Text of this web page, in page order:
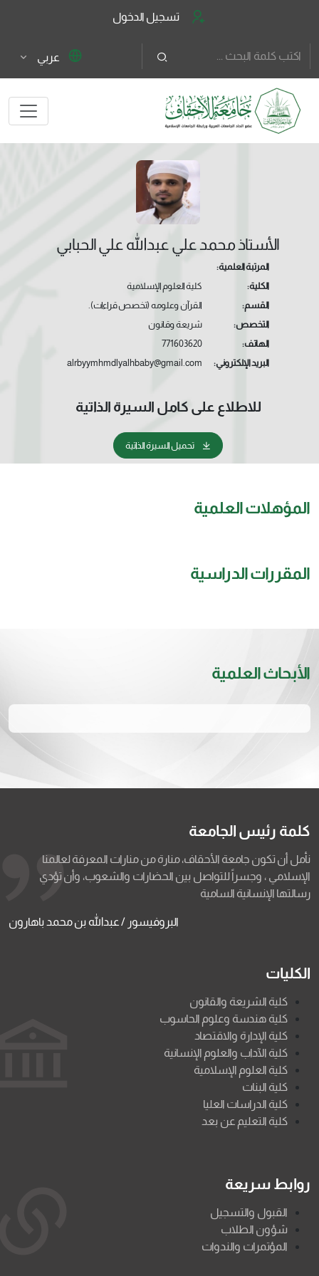
تسجيل الدخول
عربي
الأستاذ محمد علي عبدالله علي الحبابي
المرتبة العلمية:
الكلية:
كلية العلوم الإسلامية
القسم:
القرآن وعلومه (تخصص قراءات).
التخصص:
شريعة وقانون
الهاتف:
771603620
البريد الإلكتروني:
alrbyymhmdlyalhbaby@gmail.com
للاطلاع على كامل السيرة الذاتية
تحميل السيرة الذاتية
المؤهلات العلمية
المقررات الدراسية
الأبحاث العلمية
كلمة رئيس الجامعة
نأمل أن تكون جامعة الأحقاف، منارة من منارات المعرفة لعالمنا
الإسلامي ، وجسراً للتواصل بين الحضارات والشعوب، وأن تؤدي
رسالتها الإنسانية السامية
البروفيسور / عبدالله بن محمد باهارون
الكليات
كلية الشريعة والقانون
كلية هندسة وعلوم الحاسوب
كلية الإدارة والاقتصاد
كلية الآداب والعلوم الإنسانية
كلية العلوم الإسلامية
كلية البنات
كلية الدراسات العليا
كلية التعليم عن بعد
روابط سريعة
القبول والتسجيل
شؤون الطلاب
المؤتمرات والندوات